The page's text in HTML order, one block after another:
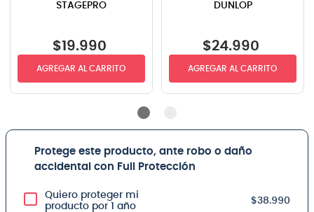
recto-angulo 6mts
STAGEPRO
$19.990
AGREGAR AL CARRITO
DUNLOP
$24.990
AGREGAR AL CARRITO
Protege este producto, ante robo o daño
accidental con Full Protección
Quiero proteger mi
producto por 1 año
$38.990